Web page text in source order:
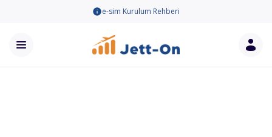
e-sim Kurulum Rehberi